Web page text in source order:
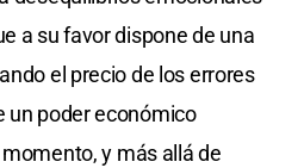
a su favor dispone de una
el precio de los errores
un poder económico
y más allá de